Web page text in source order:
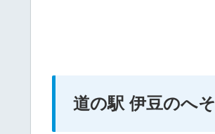
道の駅 伊豆のへそ